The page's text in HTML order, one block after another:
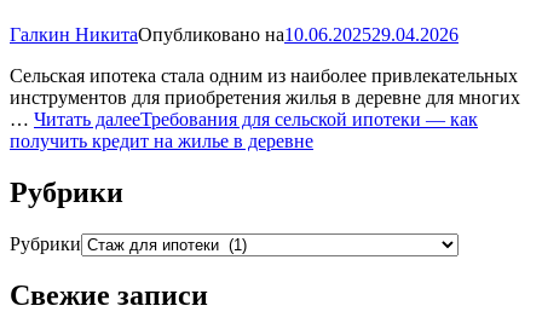
Галкин НикитаОпубликовано на10.06.202529.04.2026
Сельская ипотека стала одним из наиболее привлекательных
инструментов для приобретения жилья в деревне для многих
… Читать далееТребования для сельской ипотеки — как
получить кредит на жилье в деревне
Рубрики
Рубрики
Свежие записи